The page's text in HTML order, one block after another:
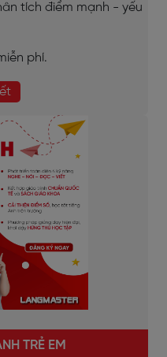
tích điểm mạnh - yếu
phí.
TRẺ EM